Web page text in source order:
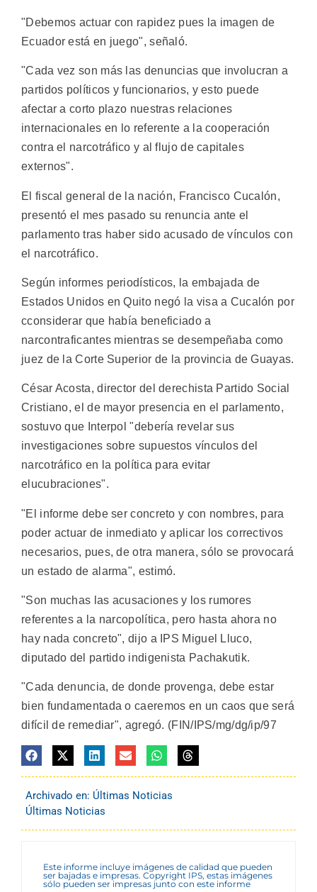
"Debemos actuar con rapidez pues la imagen de
Ecuador está en juego", señaló.
"Cada vez son más las denuncias que involucran a
partidos políticos y funcionarios, y esto puede
afectar a corto plazo nuestras relaciones
internacionales en lo referente a la cooperación
contra el narcotráfico y al flujo de capitales
externos".
El fiscal general de la nación, Francisco Cucalón,
presentó el mes pasado su renuncia ante el
parlamento tras haber sido acusado de vínculos con
el narcotráfico.
Según informes periodísticos, la embajada de
Estados Unidos en Quito negó la visa a Cucalón por
cconsiderar que había beneficiado a
narcontraficantes mientras se desempeñaba como
juez de la Corte Superior de la provincia de Guayas.
César Acosta, director del derechista Partido Social
Cristiano, el de mayor presencia en el parlamento,
sostuvo que Interpol "debería revelar sus
investigaciones sobre supuestos vínculos del
narcotráfico en la política para evitar
elucubraciones".
"El informe debe ser concreto y con nombres, para
poder actuar de inmediato y aplicar los correctivos
necesarios, pues, de otra manera, sólo se provocará
un estado de alarma", estimó.
"Son muchas las acusaciones y los rumores
referentes a la narcopolítica, pero hasta ahora no
hay nada concreto", dijo a IPS Miguel Lluco,
diputado del partido indigenista Pachakutik.
"Cada denuncia, de donde provenga, debe estar
bien fundamentada o caeremos en un caos que será
difícil de remediar", agregó. (FIN/IPS/mg/dg/ip/97
Archivado en: Últimas Noticias
Últimas Noticias
Este informe incluye imágenes de calidad que pueden
ser bajadas e impresas. Copyright IPS, estas imágenes
sólo pueden ser impresas junto con este informe